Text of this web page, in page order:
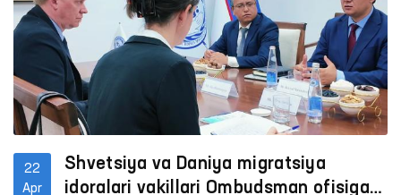
22
Apr
Shvetsiya va Daniya migratsiya
idoralari vakillari Ombudsman ofisiga